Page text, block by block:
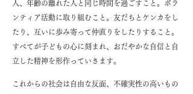
人、年齢の離れた人と同じ時間を過ごすこと。ボラ
ンティア活動に取り組むこと。友だちとケンカをし
たり、互いに歩み寄って仲直りをしたりすること。
すべてが子どもの心に刻まれ、おだやかな自信と自
立した精神を形作っていきます。
これからの社会は自由な反面、不確実性の高いもの